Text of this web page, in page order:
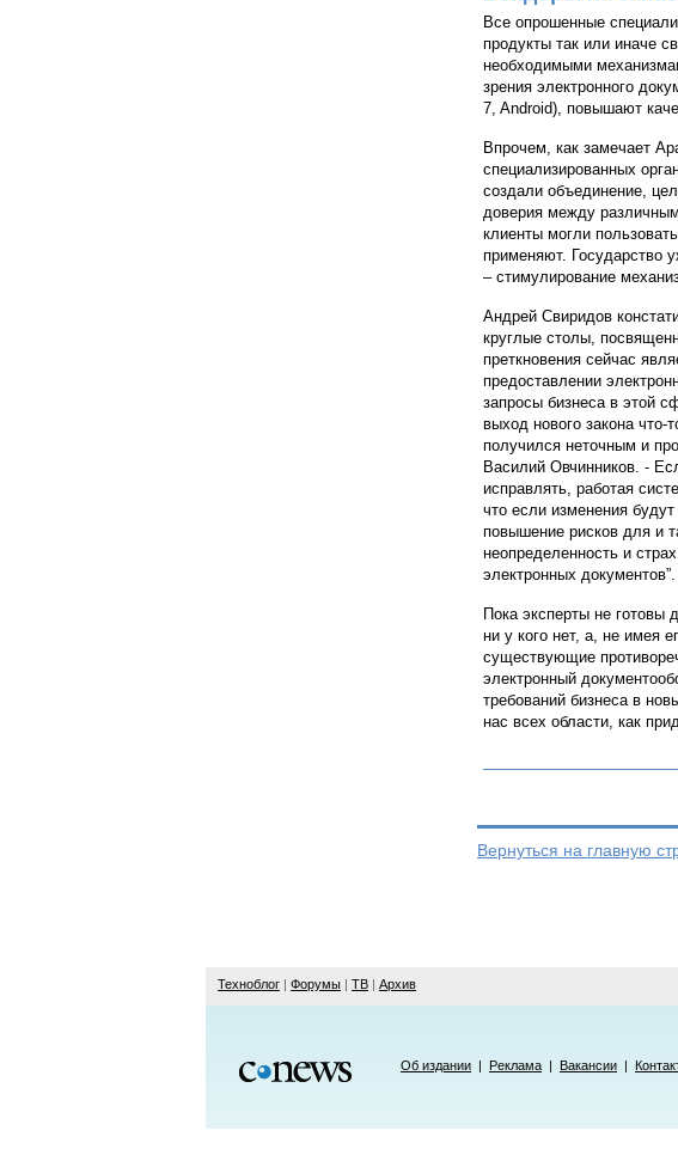
Все опрошенные
продукты так или иначе
необходимыми
зрения электронного
7, Android), повышают
Впрочем, как замечает
специализированных
создали объединение,
доверия между
клиенты могли
применяют. Государство
– стимулирование
Андрей Свиридов
круглые столы,
преткновения сейчас
предоставлении
запросы бизнеса в этой
выход нового закона что-
получился неточным и
Василий Овчинников. -
исправлять, работая
что если изменения
повышение рисков для и
неопределенность и
электронных документов”.
Пока эксперты не готовы
ни у кого нет, а, не имея
существующие
электронный
требований бизнеса в
нас всех области, как
Вернуться на главную
Техноблог | Форумы | ТВ | Архив
Об издании | Реклама | Вакансии |